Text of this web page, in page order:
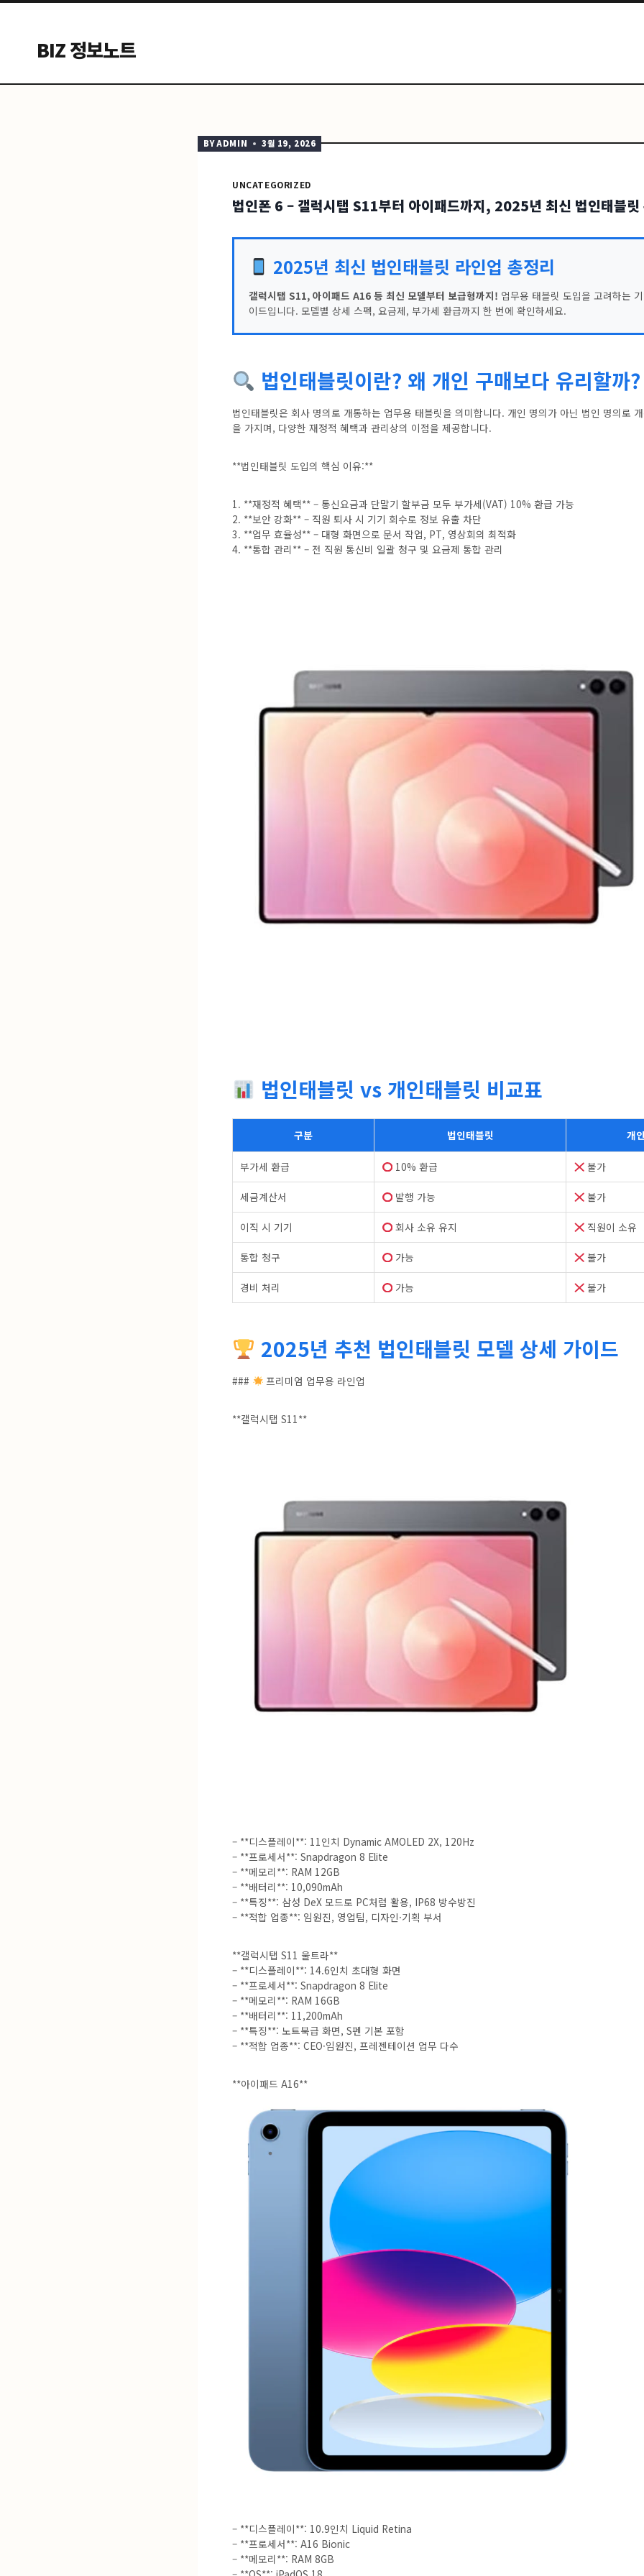
Skip
contentBIZ 정보노트
UNCATEGORIZED
법인폰 6 – 갤럭시탭 S11부터 아이패드까지, 2025년 최신 법인태블릿
BYADMIN 3월 19, 2026
2025년 최신 법인태블릿 라인업 총정리
갤럭시탭 S11, 아이패드 A16 등 최신 모델부터 보급형까지! 업무용 태블릿 도입을 고려하는
이드입니다. 모델별 상세 스펙, 요금제, 부가세 환급까지 한 번에 확인하세요.
법인태블릿이란? 왜 개인 구매보다 유리할까?
법인태블릿은 회사 명의로 개통하는 업무용 태블릿을 의미합니다. 개인 명의가 아닌 법인 명의로
을 가지며, 다양한 재정적 혜택과 관리상의 이점을 제공합니다.
**법인태블릿 도입의 핵심 이유:**
1. **재정적 혜택** – 통신요금과 단말기 할부금 모두 부가세(VAT) 10% 환급 가능
2. **보안 강화** – 직원 퇴사 시 기기 회수로 정보 유출 차단
3. **업무 효율성** – 대형 화면으로 문서 작업, PT, 영상회의 최적화
4. **통합 관리** – 전 직원 통신비 일괄 청구 및 요금제 통합 관리
법인태블릿 vs 개인태블릿 비교표
구분 법인태블릿 개
부가세 환급 10% 환급 불가
세금계산서 발행 가능 불가
이직 시 기기 회사 소유 유지 직원이 소유
통합 청구 가능 불가
경비 처리 가능 불가
2025년 추천 법인태블릿 모델 상세 가이드
### 프리미엄 업무용 라인업
**갤럭시탭 S11**
– **디스플레이**: 11인치 Dynamic AMOLED 2X, 120Hz
– **프로세서**: Snapdragon 8 Elite
– **메모리**: RAM 12GB
– **배터리**: 10,090mAh
– **특징**: 삼성 DeX 모드로 PC처럼 활용, IP68 방수방진
– **적합 업종**: 임원진, 영업팀, 디자인·기획 부서
**갤럭시탭 S11 울트라**
– **디스플레이**: 14.6인치 초대형 화면
– **프로세서**: Snapdragon 8 Elite
– **메모리**: RAM 16GB
– **배터리**: 11,200mAh
– **특징**: 노트북급 화면, S펜 기본 포함
– **적합 업종**: CEO·임원진, 프레젠테이션 업무 다수
**아이패드 A16**
– **디스플레이**: 10.9인치 Liquid Retina
– **프로세서**: A16 Bionic
– **메모리**: RAM 8GB